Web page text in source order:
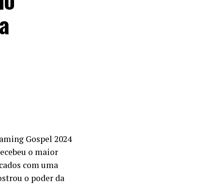
Gospel 2024
o maior
com uma
o poder da